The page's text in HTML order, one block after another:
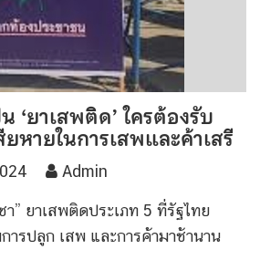
‘ยาเสพติด’ ใครต้องรับ
หายในการเสพและค้าเสรี
Admin
” ยาเสพติดประเภท 5 ที่รัฐไทย
รปลูก เสพ และการค้ามาช้านาน